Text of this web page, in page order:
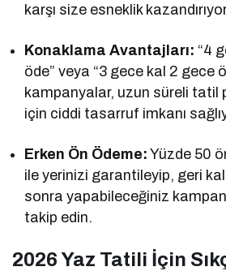
karşı size esneklik
Konaklama Avantajları: “4
öde” veya “3 gece kal 2 gece
kampanyalar, uzun süreli tatil
için ciddi tasarruf imkanı
Erken Ön Ödeme: Yüzde 50
ile yerinizi garantileyip, geri
sonra yapabileceğiniz
takip edin.
2026 Yaz Tatili İçin